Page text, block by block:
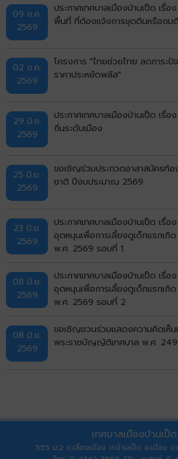
09 ก.ค.
2569
ประกาศเทศบาลเมืองบ้านเป็ด เรื่
พื้นที่ ที่ต้องแจ้งการขุดดินหรือถม
02 ก.ค.
2569
โครงการ "ไทยช่วยไทย ลดภาระปั
ราคาประหยัดพลัส"
29 มิ.ย.
2569
ประกาศเทศบาลเมืองบ้านเป็ด เรื่
ถิ่นระดับเมือง
25 มิ.ย.
2569
ขอเชิญร่วมประกวดอาสาสมัครท้
ชาติ ปีงบประมาณ 2569
23 มิ.ย.
2569
ประกาศเทศบาลเมืองบ้านเป็ด เรื่
อุดหนุนเพื่อการเลี้ยงดูเด็กแรกเกิ
พ.ศ. 2569 รอบที่ 1
08 มิ.ย.
2569
ประกาศเทศบาลเมืองบ้านเป็ด เรื่
อุดหนุนเพื่อการเลี้ยงดูเด็กแรกเกิ
พ.ศ. 2569 รอบที่ 2
08 มิ.ย.
2569
ขอเชิญชวนร่วมแสดงความคิดเห็
พระราชบัญญัติเทศบาล พ.ศ.
เทศบาลเมืองบ้านเป็ด
555 ม.2 ถ.เลี่ยงเมือง ต.บ้านเป็ด อ.เมือง